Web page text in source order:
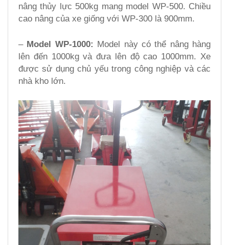
nâng thủy lực 500kg mang model WP-500. Chiều
cao nâng của xe giống với WP-300 là 900mm.
– Model WP-1000: Model này có thể nâng hàng
lên đến 1000kg và đưa lên độ cao 1000mm. Xe
được sử dụng chủ yếu trong công nghiệp và các
nhà kho lớn.